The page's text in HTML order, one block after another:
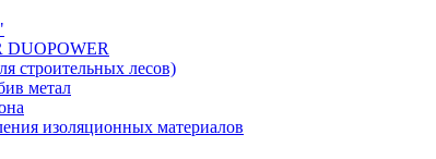
DUOPOWER
строительных лесов)
метал
изоляционных материалов